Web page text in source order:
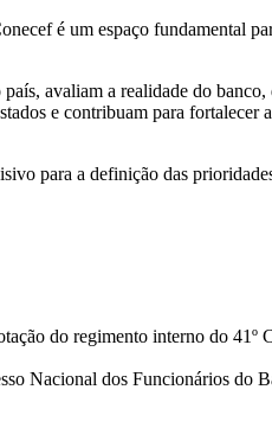
é um espaço fundamental
avaliam a realidade do
e contribuam para
para a definição das
do regimento interno do 41º
Nacional dos Funcionários